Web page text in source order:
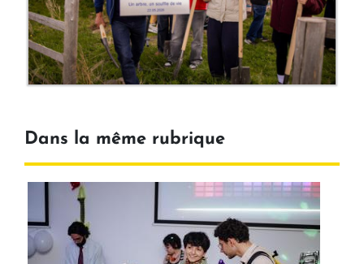
Dans la même rubrique